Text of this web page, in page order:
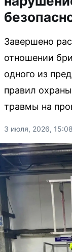
Завершено
отношении
одного из
правил
травмы на
3 июля, 2026, 15:08